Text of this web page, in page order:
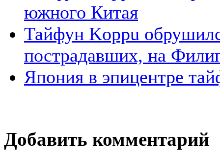
южного Китая
Тайфун Koppu
пострадавших, на
Япония в эпицентре
Добавить комментарий